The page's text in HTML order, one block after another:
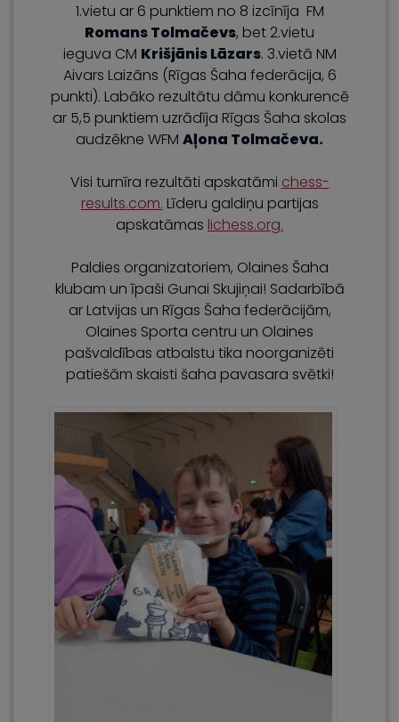
1.vietu ar 6 punktiem no 8 izcīnīja FM
Romans Tolmačevs, bet 2.vietu
ieguva CM Krišjānis Lāzars. 3.vietā NM
Aivars Laizāns (Rīgas Šaha federācija, 6
punkti). Labāko rezultātu dāmu konkurencē
ar 5,5 punktiem uzrādīja Rīgas Šaha skolas
audzēkne WFM Aļona Tolmačeva.
Visi turnīra rezultāti apskatāmi chess-
results.com. Līderu galdiņu partijas
apskatāmas lichess.org.
Paldies organizatoriem, Olaines Šaha
klubam un īpaši Gunai Skujiņai! Sadarbībā
ar Latvijas un Rīgas Šaha federācijām,
Olaines Sporta centru un Olaines
pašvaldības atbalstu tika noorganizēti
patiešām skaisti šaha pavasara svētki!